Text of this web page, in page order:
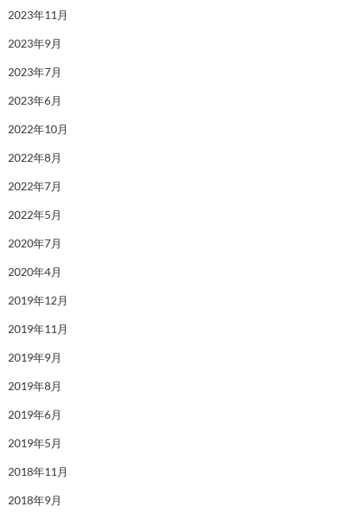
2023年11月
2023年9月
2023年7月
2023年6月
2022年10月
2022年8月
2022年7月
2022年5月
2020年7月
2020年4月
2019年12月
2019年11月
2019年9月
2019年8月
2019年6月
2019年5月
2018年11月
2018年9月